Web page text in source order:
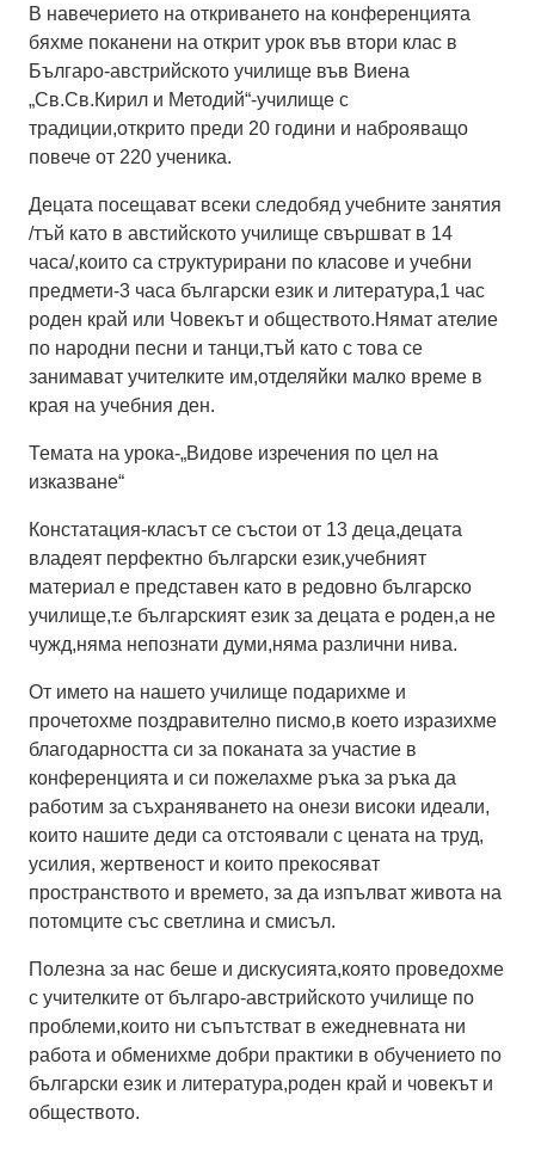
В навечерието на откриването на конференцията
бяхме поканени на открит урок във втори клас в
Българо-австрийското училище във Виена
„Св.Св.Кирил и Методий“-училище с
традиции,открито преди 20 години и наброяващо
повече от 220 ученика.
Децата посещават всеки следобяд учебните занятия
/тъй като в австийското училище свършват в 14
часа/,които са структурирани по класове и учебни
предмети-3 часа български език и литература,1 час
роден край или Човекът и обществото.Нямат ателие
по народни песни и танци,тъй като с това се
занимават учителките им,отделяйки малко време в
края на учебния ден.
Темата на урока-„Видове изречения по цел на
изказване“
Констатация-класът се състои от 13 деца,децата
владеят перфектно български език,учебният
материал е представен като в редовно българско
училище,т.е българският език за децата е роден,а не
чужд,няма непознати думи,няма различни нива.
От името на нашето училище подарихме и
прочетохме поздравително писмо,в което изразихме
благодарността си за поканата за участие в
конференцията и си пожелахме ръка за ръка да
работим за съхраняването на онези високи идеали,
които нашите деди са отстоявали с цената на труд,
усилия, жертвеност и които прекосяват
пространството и времето, за да изпълват живота на
потомците със светлина и смисъл.
Полезна за нас беше и дискусията,която проведохме
с учителките от българо-австрийското училище по
проблеми,които ни съпътстват в ежедневната ни
работа и обменихме добри практики в обучението по
български език и литература,роден край и човекът и
обществото.